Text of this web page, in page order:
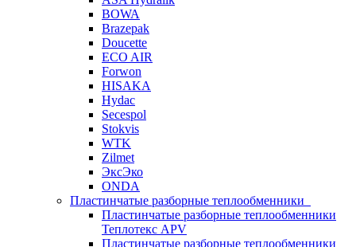
BOWA
Brazepak
Doucette
ECO AIR
Forwon
HISAKA
Hydac
Secespol
Stokvis
WTK
Zilmet
ЭксЭко
ONDA
Пластинчатые разборные теплообменники
Пластинчатые разборные теплообменники
Теплотекс APV
Пластинчатые разборные теплообменники